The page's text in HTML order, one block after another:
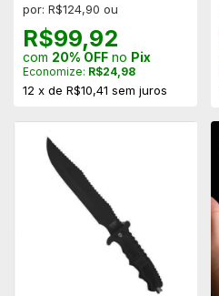
por: R$124,90 ou
R$99,92
com 20% OFF no Pix
Economize: R$24,98
12 x de R$10,41 sem juros